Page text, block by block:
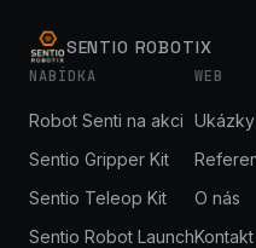
SENTIO ROBOTIX
NABÍDKA
Robot Senti na akci
Sentio Gripper Kit
Sentio Teleop Kit
Sentio Robot Launch
WEB
Ukázky
O nás
Kontakt